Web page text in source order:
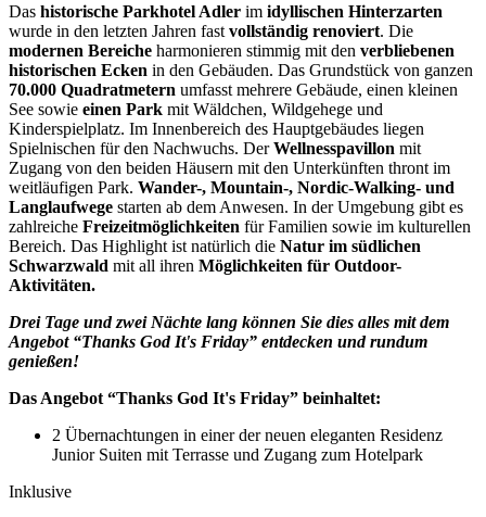
Das historische Parkhotel Adler im idyllischen Hinterzarten
wurde in den letzten Jahren fast vollständig renoviert. Die
modernen Bereiche harmonieren stimmig mit den verbliebenen
historischen Ecken in den Gebäuden. Das Grundstück von ganzen
70.000 Quadratmetern umfasst mehrere Gebäude, einen kleinen
See sowie einen Park mit Wäldchen, Wildgehege und
Kinderspielplatz. Im Innenbereich des Hauptgebäudes liegen
Spielnischen für den Nachwuchs. DerWellnesspavillon mit
Zugang von den beiden Häusern mit den Unterkünften thront im
weitläufigen Park. Wander-, Mountain-, Nordic-Walking- und
Langlaufwege starten ab dem Anwesen. In der Umgebung gibt es
zahlreiche Freizeitmöglichkeiten für Familien sowie im kulturellen
Bereich. Das Highlight ist natürlich die Natur im südlichen
Schwarzwald mit all ihren Möglichkeiten für Outdoor-
Aktivitäten.
Drei Tage und zwei Nächte lang können Sie dies alles mit dem
Angebot “Thanks God It's Friday” entdecken und rundum
genießen!
Das Angebot “Thanks God It's Friday” beinhaltet:
2 Übernachtungen in einer der neuen eleganten Residenz
Junior Suiten mit Terrasse und Zugang zum Hotelpark
Inklusive